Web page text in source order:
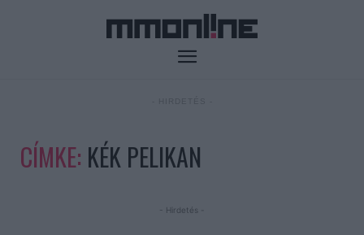
CÍMKE: KÉK PELIKAN
- Hirdetés -